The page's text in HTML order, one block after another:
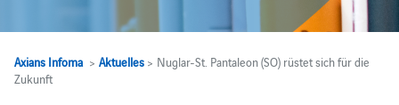
Axians Infoma> Aktuelles> Nuglar-St. Pantaleon (SO) rüstet sich für die
Zukunft